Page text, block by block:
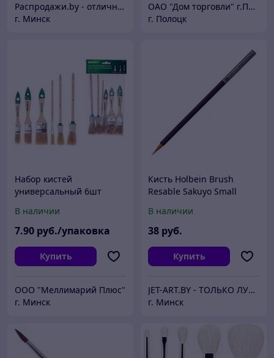
Распродажи.by - отличные товары по низким ценам!
г. Минск
ОАО "Дом торговли" г.Полоцк
г. Полоцк
Набор кистей
универсальный 6шт
кисть круглая)
В наличии
7.90 руб./упаковка
Купить
ООО "Меллимарий Плюс"
г. Минск
Кисть Holbein Brush
Resable Sakuyo Small
В наличии
38 руб.
Купить
JET-ART.BY - ТОЛЬКО ЛУЧШЕЕ ДЛЯ ХУДОЖНИКОВ!
г. Минск